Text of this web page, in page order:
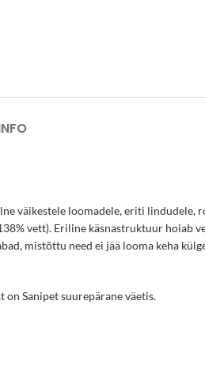
väikestele loomadele, eriti lindudele,
vett). Eriline käsnastruktuur hoiab
mistõttu need ei jää looma keha
on Sanipet suurepärane väetis.